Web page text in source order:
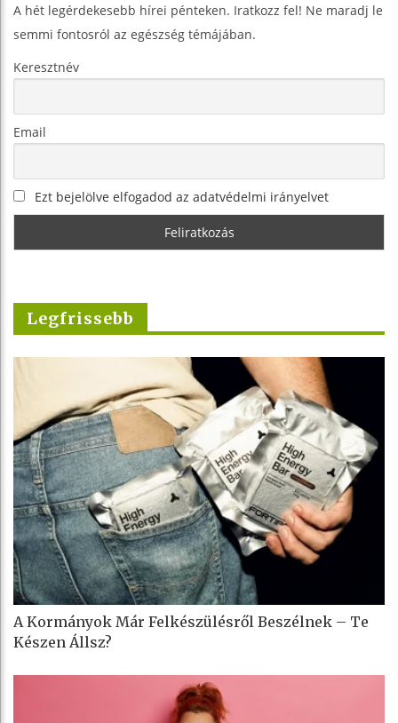
A hét legérdekesebb hírei pénteken. Iratkozz fel! Ne maradj le
semmi fontosról az egészség témájában.
Keresztnév
Email
Ezt bejelölve elfogadod az adatvédelmi irányelvet
Legfrissebb
A Kormányok Már Felkészülésről Beszélnek – Te
Készen Állsz?